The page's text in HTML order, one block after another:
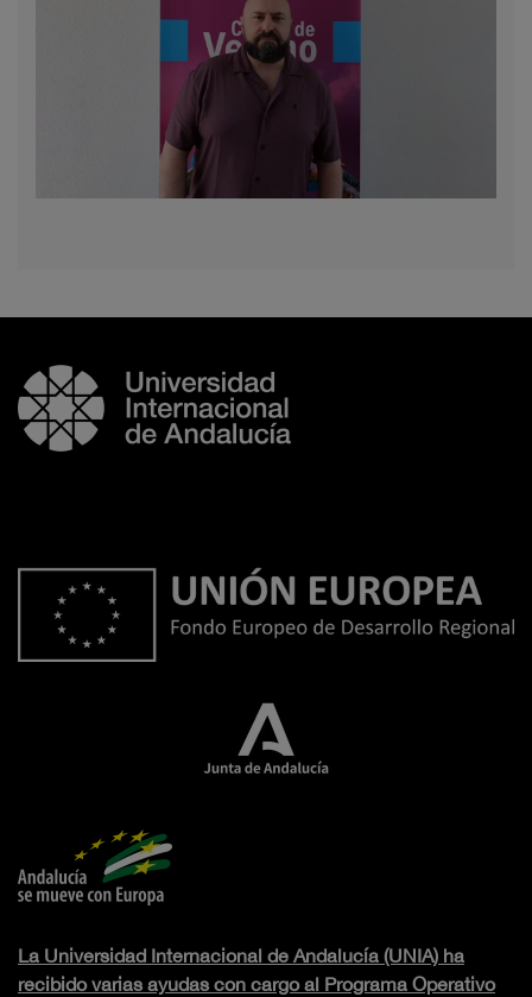
La Universidad Internacional de Andalucía (UNIA) ha
recibido varias ayudas con cargo al Programa Operativo